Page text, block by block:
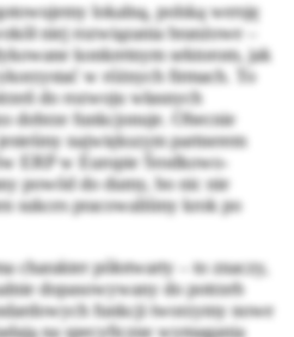
lokalną, polską wersję
niej rozwiązania branżowe –
konkretnym sektorom, jak
w różnych firmach. To
do rozwoju własnych
dobrze funkcjonuje. Obecnie
największym partnerem
ERP w Europie Środkowo-
powód do dumy, bo nic nie
sukces pracowaliśmy krok po
charakter półotwarty – to znaczy,
dopasowywany do potrzeb
funkcji tworzymy nowe
na specyficzne wymagania